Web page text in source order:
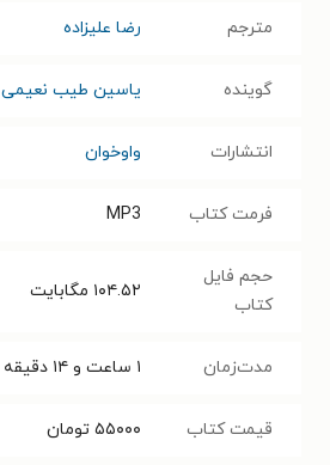
مترجم رضا علیزاده
گوینده یاسین طیب نعیمی
انتشارات واوخوان
فرمت کتاب MP3
حجم فایل
کتاب
۱۰۴.۵۲ مگابایت
مدت‌زمان ۱ ساعت و ۱۴ دقیقه
قیمت کتاب ۵۵۰۰۰ تومان